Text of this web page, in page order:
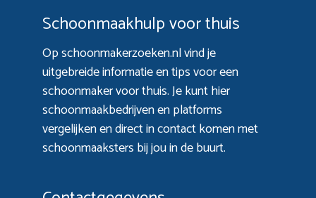
Schoonmaakhulp voor thuis
Op schoonmakerzoeken.nl vind je
uitgebreide informatie en tips voor een
schoonmaker voor thuis. Je kunt hier
schoonmaakbedrijven en platforms
vergelijken en direct in contact komen met
schoonmaaksters bij jou in de buurt.